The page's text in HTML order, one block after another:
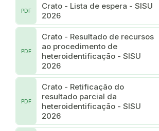
Crato - Lista de espera - SISU
2026
PDF
Crato - Resultado de recursos
ao procedimento de
heteroidentificação - SISU
2026
PDF
Crato - Retificação do
resultado parcial da
heteroidentificação - SISU
2026
PDF